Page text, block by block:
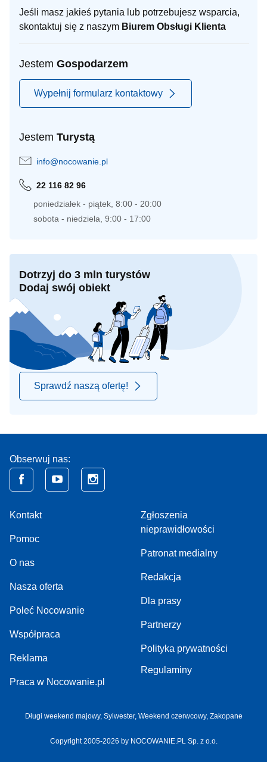
Jeśli masz jakieś pytania lub potrzebujesz wsparcia,
skontaktuj się z naszym Biurem Obsługi Klienta
Jestem Gospodarzem
Wypełnij formularz kontaktowy
Jestem Turystą
info@nocowanie.pl
22 116 82 96
poniedziałek - piątek, 8:00 - 20:00
sobota - niedziela, 9:00 - 17:00
Dotrzyj do 3 mln turystów
Dodaj swój obiekt
Sprawdź naszą ofertę!
Obserwuj nas:
Kontakt
Pomoc
O nas
Nasza oferta
Poleć Nocowanie
Współpraca
Reklama
Praca w Nocowanie.pl
Zgłoszenia
nieprawidłowości
Patronat medialny
Redakcja
Dla prasy
Partnerzy
Polityka prywatności
Regulaminy
Długi weekend majowy, Sylwester, Weekend czerwcowy, Zakopane
Copyright 2005-2026 by NOCOWANIE.PL Sp. z o.o.